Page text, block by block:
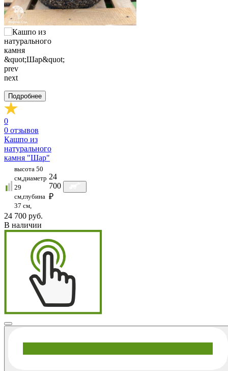
prev
next
Подробнее
0
0 отзывов
Кашпо из
натурального
камня "Шар"
высота 50
см,диаметр
29
см,глубина
37 см,
24
700
₽
24 700 руб.
В наличии